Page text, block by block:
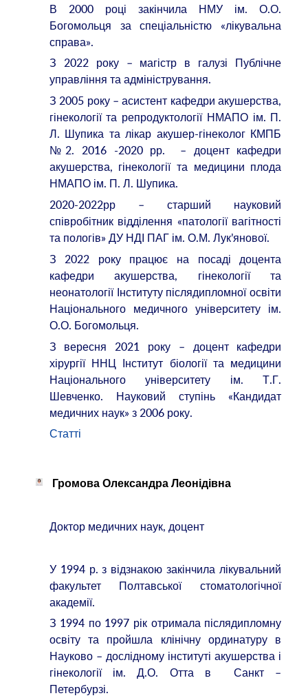
В 2000 році закінчила НМУ ім. О.О.
Богомольця за спеціальністю «лікувальна
справа».
З 2022 року – магістр в галузі Публічне
управління та адміністрування.
З 2005 року – асистент кафедри акушерства,
гінекології та репродуктології НМАПО ім. П.
Л. Шупика та лікар акушер-гінеколог КМПБ
№2. 2016 -2020 рр. – доцент кафедри
акушерства, гінекології та медицини плода
НМАПО ім. П. Л. Шупика.
2020-2022рр – старший науковий
співробітник відділення «патології вагітності
та пологів» ДУ НДІ ПАГ ім. О.М. Лук’янової.
З 2022 року працює на посаді доцента
кафедри акушерства, гінекології та
неонатології Інституту післядипломної освіти
Національного медичного університету ім.
О.О. Богомольця.
З вересня 2021 року – доцент кафедри
хірургії ННЦ Інститут біології та медицини
Національного університету ім. Т.Г.
Шевченко. Науковий ступінь «Кандидат
медичних наук» з 2006 року.
Статті
Громова Олександра Леонідівна
Доктор медичних наук, доцент
У 1994 р. з відзнакою закінчила лікувальний
факультет Полтавської стоматологічної
академії.
З 1994 по 1997 рік отримала післядипломну
освіту та пройшла клінічну ординатуру в
Науково – дослідному інституті акушерства і
гінекології ім. Д.О. Отта в Санкт –
Петербурзі.